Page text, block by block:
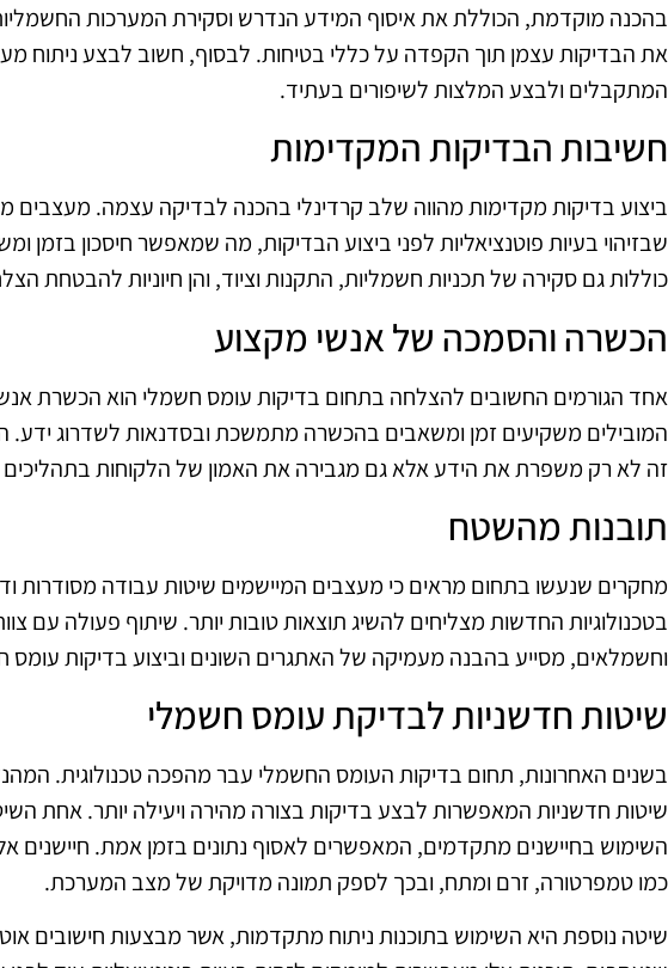
בהכנה מוקדמת, הכוללת את איסוף המידע הנדרש וסקירת המערכות
את הבדיקות עצמן תוך הקפדה על כללי בטיחות. לבסוף, חשוב לבצע ניתוח
המתקבלים ולבצע המלצות לשיפורים בעתיד.
חשיבות הבדיקות המקדימות
ביצוע בדיקות מקדימות מהווה שלב קרדינלי בהכנה לבדיקה עצמה. מעצבים
שבזיהוי בעיות פוטנציאליות לפני ביצוע הבדיקות, מה שמאפשר חיסכון בזמן
כוללות גם סקירה של תכניות חשמליות, התקנות וציוד, והן חיוניות להבטחת
הכשרה והסמכה של אנשי מקצוע
אחד הגורמים החשובים להצלחה בתחום בדיקות עומס חשמלי הוא הכשרת
המובילים משקיעים זמן ומשאבים בהכשרה מתמשכת ובסדנאות לשדרוג
זה לא רק משפרת את הידע אלא גם מגבירה את האמון של הלקוחות
תובנות מהשטח
מחקרים שנעשו בתחום מראים כי מעצבים המיישמים שיטות עבודה מסודרות
בטכנולוגיות החדשות מצליחים להשיג תוצאות טובות יותר. שיתוף פעולה עם
וחשמלאים, מסייע בהבנה מעמיקה של האתגרים השונים וביצוע בדיקות עומס
שיטות חדשניות לבדיקת עומס חשמלי
בשנים האחרונות, תחום בדיקות העומס החשמלי עבר מהפכה טכנולוגית.
שיטות חדשניות המאפשרות לבצע בדיקות בצורה מהירה ויעילה יותר. אחת
השימוש בחיישנים מתקדמים, המאפשרים לאסוף נתונים בזמן אמת. חיישנים
כמו טמפרטורה, זרם ומתח, ובכך לספק תמונה מדויקת של מצב המערכת.
שיטה נוספת היא השימוש בתוכנות ניתוח מתקדמות, אשר מבצעות חישובים